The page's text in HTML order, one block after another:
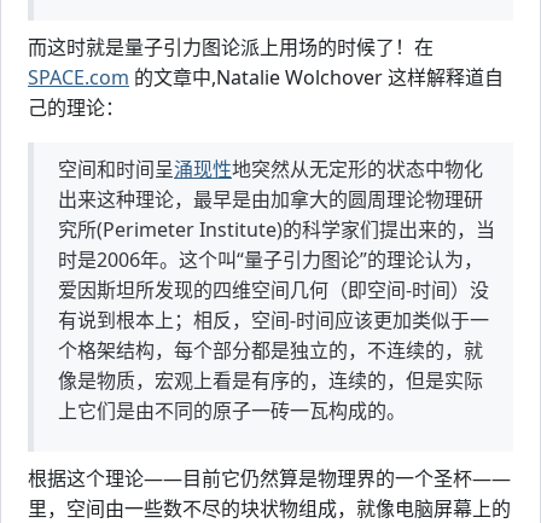
而这时就是量子引力图论派上用场的时候了！在
SPACE.com 的文章中,Natalie Wolchover 这样解释道自
己的理论：
空间和时间呈涌现性地突然从无定形的状态中物化
出来这种理论，最早是由加拿大的圆周理论物理研
究所(Perimeter Institute)的科学家们提出来的，当
时是2006年。这个叫“量子引力图论”的理论认为，
爱因斯坦所发现的四维空间几何（即空间-时间）没
有说到根本上；相反，空间-时间应该更加类似于一
个格架结构，每个部分都是独立的，不连续的，就
像是物质，宏观上看是有序的，连续的，但是实际
上它们是由不同的原子一砖一瓦构成的。
根据这个理论——目前它仍然算是物理界的一个圣杯——
里，空间由一些数不尽的块状物组成，就像电脑屏幕上的